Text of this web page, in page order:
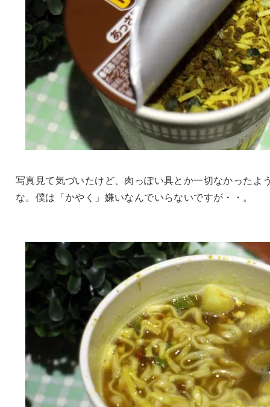
写真見て気づいたけど、肉っぽい具とか一切なかったよ
な。僕は「かやく」嫌いなんでいらないですが・・。